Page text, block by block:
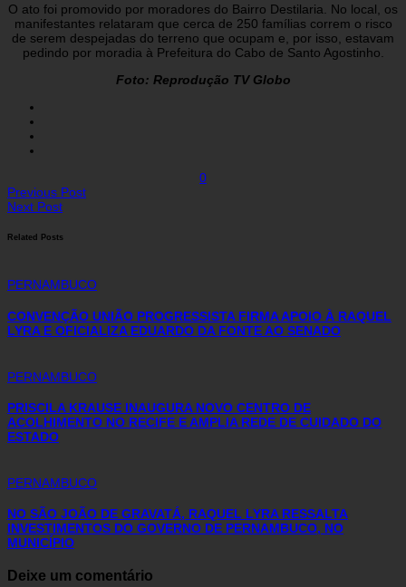
O ato foi promovido por moradores do Bairro Destilaria. No local, os
manifestantes relataram que cerca de 250 famílias correm o risco
de serem despejadas do terreno que ocupam e, por isso, estavam
pedindo por moradia à Prefeitura do Cabo de Santo Agostinho.
Foto: Reprodução TV Globo
0
Previous Post
Next Post
Related Posts
PERNAMBUCO
CONVENÇÃO UNIÃO PROGRESSISTA FIRMA APOIO À RAQUEL
LYRA E OFICIALIZA EDUARDO DA FONTE AO SENADO
PERNAMBUCO
PRISCILA KRAUSE INAUGURA NOVO CENTRO DE
ACOLHIMENTO NO RECIFE E AMPLIA REDE DE CUIDADO DO
ESTADO
PERNAMBUCO
NO SÃO JOÃO DE GRAVATÁ, RAQUEL LYRA RESSALTA
INVESTIMENTOS DO GOVERNO DE PERNAMBUCO, NO
MUNICÍPIO
Deixe um comentário